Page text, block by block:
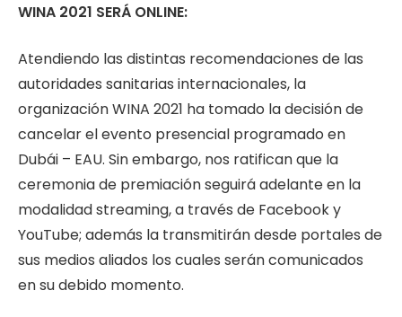
WINA 2021 SERÁ ONLINE:
Atendiendo las distintas recomendaciones de las
autoridades sanitarias internacionales, la
organización WINA 2021 ha tomado la decisión de
cancelar el evento presencial programado en
Dubái – EAU. Sin embargo, nos ratifican que la
ceremonia de premiación seguirá adelante en la
modalidad streaming, a través de Facebook y
YouTube; además la transmitirán desde portales de
sus medios aliados los cuales serán comunicados
en su debido momento.